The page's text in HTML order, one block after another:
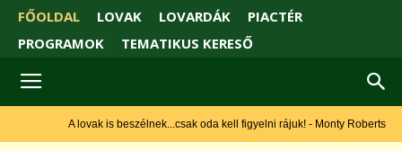
FŐOLDAL LOVAK LOVARDÁK
PIACTÉR
PROGRAMOK
TEMATIKUS KERESŐ
A lovak is beszélnek...csak oda kell figyelni rájuk! - Monty Roberts